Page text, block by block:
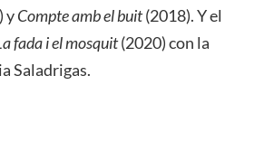
yCompte amb el buit(2018). Y el
fada i el mosquit(2020) con la
Saladrigas.